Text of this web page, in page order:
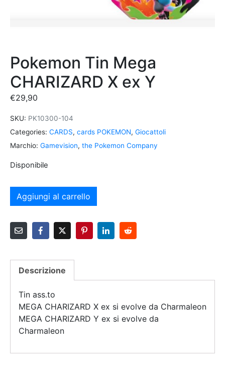
Pokemon Tin Mega
CHARIZARD X ex Y
€29,90
SKU: PK10300-104
Categories: CARDS, cards POKEMON, Giocattoli
Marchio: Gamevision, the Pokemon Company
Disponibile
Aggiungi al carrello
Descrizione
Tin ass.to
MEGA CHARIZARD X ex si evolve da Charmaleon
MEGA CHARIZARD Y ex si evolve da
Charmaleon